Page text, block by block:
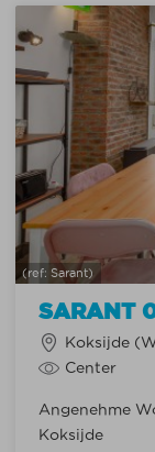
SARANT
(ref: Sarant)
Koksijde
Center
Angenehme
Koksijde